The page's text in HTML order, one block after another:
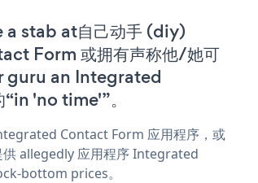
a stab at自己动手 (diy)
Form 或拥有声称他/她可
guru an Integrated
'no time'”。
Contact Form 应用程序，或
allegedly 应用程序 Integrated
bottom prices。